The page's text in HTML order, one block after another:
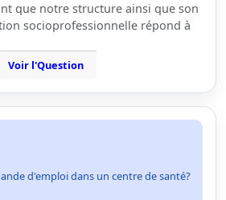
que notre structure ainsi que son
socioprofessionnelle répond à
Voir l'Question
d'emploi dans un centre de santé?